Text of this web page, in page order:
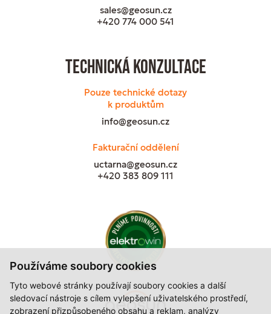
Používáme soubory cookies
Tyto webové stránky používají soubory cookies a další
sledovací nástroje s cílem vylepšení uživatelského prostředí,
zobrazení přizpůsobeného obsahu a reklam, analýzy
sales@geosun.cz
+420 774 000 541
Technická konzultace
Pouze technické dotazy
k produktům
info@geosun.cz
Fakturační oddělení
uctarna@geosun.cz
+420 383 809 111